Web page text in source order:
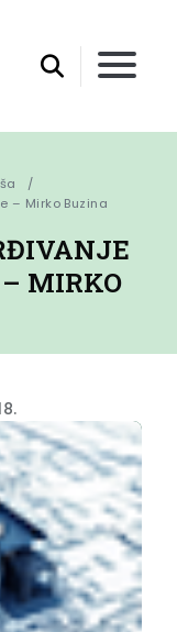
– Mirko Buzina
MIRKO